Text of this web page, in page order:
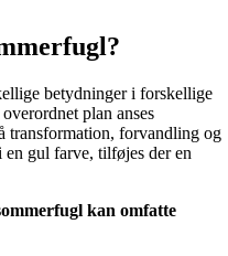
betydninger i forskellige
plan anses
transformation, forvandling og
gul farve, tilføjes der en
kan omfatte